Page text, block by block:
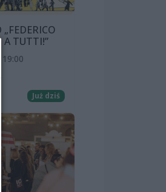
„FEDERICO
A TUTTI!”
19:00
Już dziś